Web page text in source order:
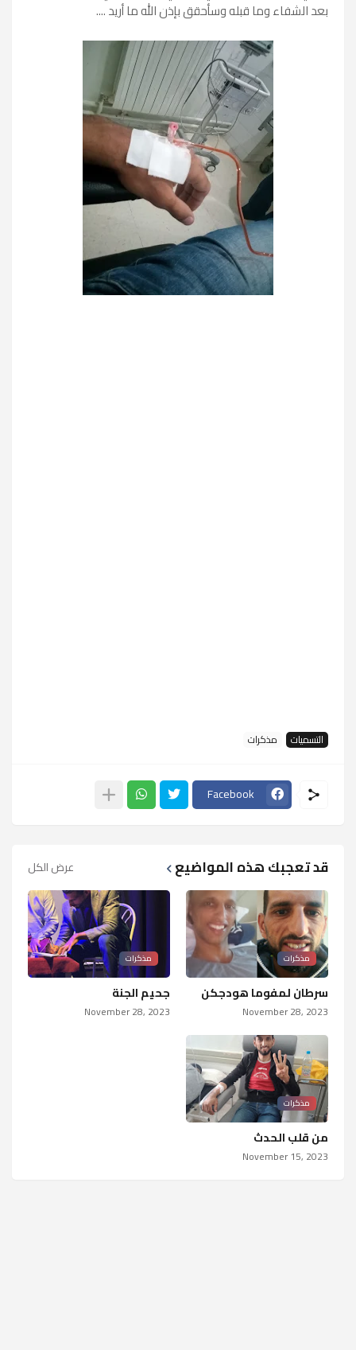
بعد الشفاء وما قبله وسأحقق بإذن الله ما أريد ....
التسميات مذكرات
Facebook
قد تعجبك هذه المواضيع عرض الكل
مذكرات
سرطان لمفوما هودجكن
November 28, 2023
مذكرات
جحيم الجنة
November 28, 2023
مذكرات
من قلب الحدث
November 15, 2023